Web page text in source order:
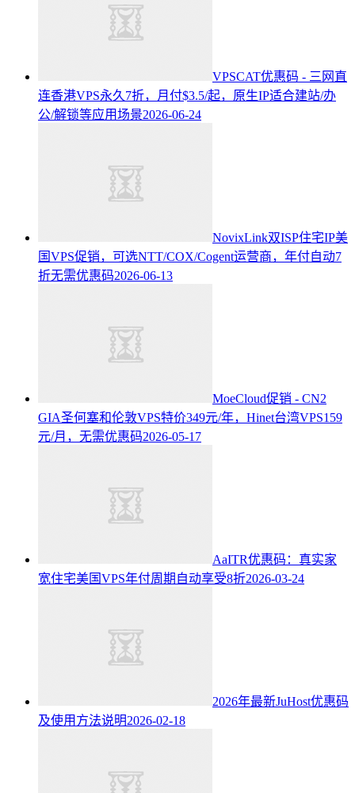
VPSCAT优惠码 - 三网直
连香港VPS永久7折，月付$3.5/起，原生IP适合建站/办
公/解锁等应用场景2026-06-24
NovixLink双ISP住宅IP美
国VPS促销，可选NTT/COX/Cogent运营商，年付自动7
折无需优惠码2026-06-13
MoeCloud促销 - CN2
GIA圣何塞和伦敦VPS特价349元/年，Hinet台湾VPS159
元/月，无需优惠码2026-05-17
AaITR优惠码：真实家
宽住宅美国VPS年付周期自动享受8折2026-03-24
2026年最新JuHost优惠码
及使用方法说明2026-02-18